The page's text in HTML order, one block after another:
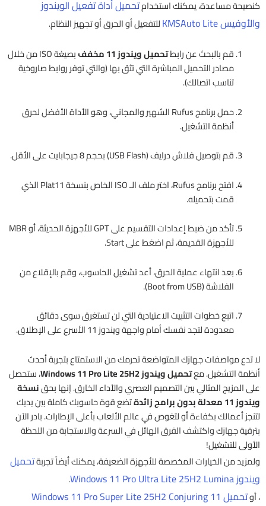
كنصيحة مساعدة، يمكنك استخدامتحميل أداة تفعيل الويندوز
والأوفيس KMSAuto Lite
للتفعيل أو الحرق أو تجهيز النظام.
قم بالبحث عن رابطتحميل ويندوز 11 مخفف
بصيغة ISO من خلال
مصادر التحميل المباشرة التي تثق بها (والتي توفر روابط صاروخية
تناسب اتصالك).
حمل برنامج Rufus الشهير والمجاني، وهو الأداة الأفضل لحرق
أنظمة التشغيل.
قم بتوصيل فلاش درايف (USB Flash) بحجم 8 جيجابايت على الأقل.
افتح برنامج Rufus، اختر ملف الـ ISO الخاص بنسخة Plat11 الذي
قمت بتحميله.
تأكد من ضبط إعدادات التقسيم على GPT للأجهزة الحديثة، أو MBR
للأجهزة القديمة، ثم اضغط على Start.
بعد انتهاء عملية الحرق، أعد تشغيل الحاسوب، وقم بالإقلاع من
الفلاشة (Boot from USB).
اتبع خطوات التثبيت الاعتيادية التي لن تستغرق سوى دقائق
معدودة لتجد نفسك أمام واجهة ويندوز 11 الأسرع على الإطلاق.
لا تدع مواصفات جهازك المتواضعة تحرمك من الاستمتاع بتجربة أحدث
أنظمة التشغيل. معتحميل ويندوز Windows 11 Pro Lite 25H2
، ستحصل
على المزيج المثالي بين التصميم العصري والأداء الخارق. إنها بحقنسخة
ويندوز 11 معدلة بدون برامج زائدة
تضع قوة حاسوبك كاملة بين يديك
لتنجز أعمالك بكفاءة أو لتغوص في عالم الألعاب بأعلى الإطارات. بادر الآن
بترقية جهازك واكتشف الفرق الهائل في السرعة والاستجابة من اللحظة
الأولى للتشغيل!
ولمزيد من الخيارات المخصصة للأجهزة الضعيفة، يمكنك أيضاً تجربةتحميل
ويندوز Windows 11 Pro Ultra Lite 25H2 Lumina
.
، أوتحميل Windows 11 Pro Super Lite 25H2 Conjuring 11